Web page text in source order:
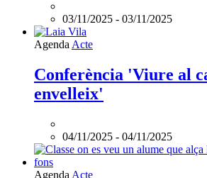
online 03/11/2025 - 03/11/2025
Agenda Acte
Conferència 'Viure al
envelleix'
04/11/2025 - 04/11/2025
Agenda Acte